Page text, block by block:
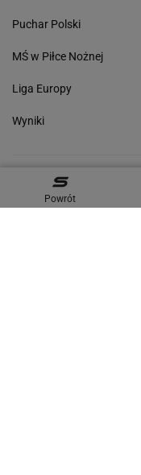
Powrót
Puchar Polski
MŚ w Piłce Nożnej
Liga Europy
Wyniki
Gazeta.pl